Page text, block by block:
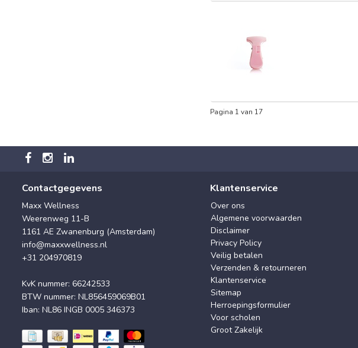
Pagina 1 van 17
Contactgegevens
Maxx Wellness
Weerenweg 11-B
1161 AE Zwanenburg (Amsterdam)
info@maxxwellness.nl
+31 204970819
KvK nummer: 66242533
BTW nummer: NL856459069B01
Iban: NL86 INGB 0005 346373
Klantenservice
Over ons
Algemene voorwaarden
Disclaimer
Privacy Policy
Veilig betalen
Verzenden & retourneren
Klantenservice
Sitemap
Herroepingsformulier
Voor scholen
Groot Zakelijk